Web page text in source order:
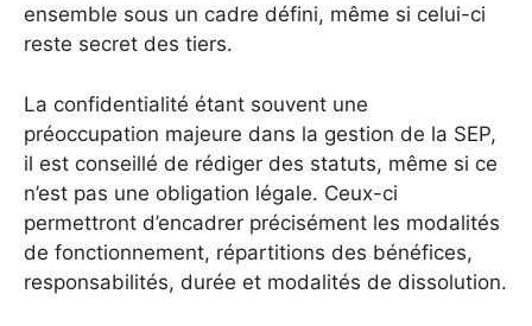
ensemble sous un cadre défini, même si celui-ci
reste secret des tiers.
La confidentialité étant souvent une
préoccupation majeure dans la gestion de la SEP,
il est conseillé de rédiger des statuts, même si ce
n’est pas une obligation légale. Ceux-ci
permettront d’encadrer précisément les modalités
de fonctionnement, répartitions des bénéfices,
responsabilités, durée et modalités de dissolution.